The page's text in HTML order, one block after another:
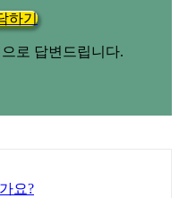
하기
로 답변드립니다.
요?